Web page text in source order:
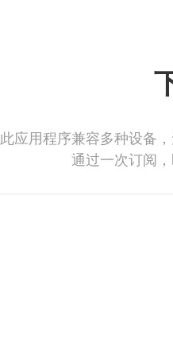
此应用程序兼容多种设备
通过一次订阅